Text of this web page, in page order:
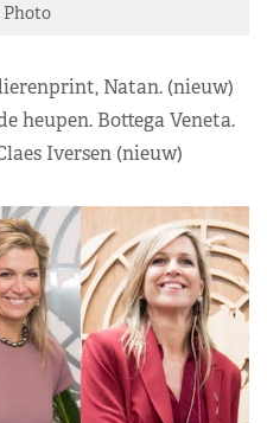
Photo
Natan. (nieuw)
heupen. Bottega Veneta.
Iversen (nieuw)